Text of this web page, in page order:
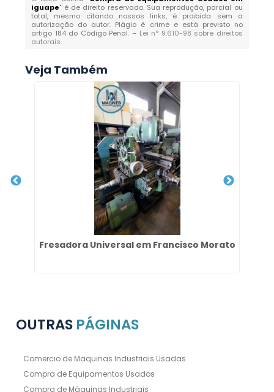
Iguape" é de direito reservado. Sua reprodução, parcial ou
total, mesmo citando nossos links, é proibida sem a
autorização do autor. Plágio é crime e está previsto no
artigo 184 do Código Penal. – Lei n° 9.610-98 sobre direitos
autorais.
Veja Também
Fresadora Universal em Francisco Morato
OUTRAS PÁGINAS
Comercio de Maquinas Industriais Usadas
Compra de Equipamentos Usados
Compra de Máquinas Industriais